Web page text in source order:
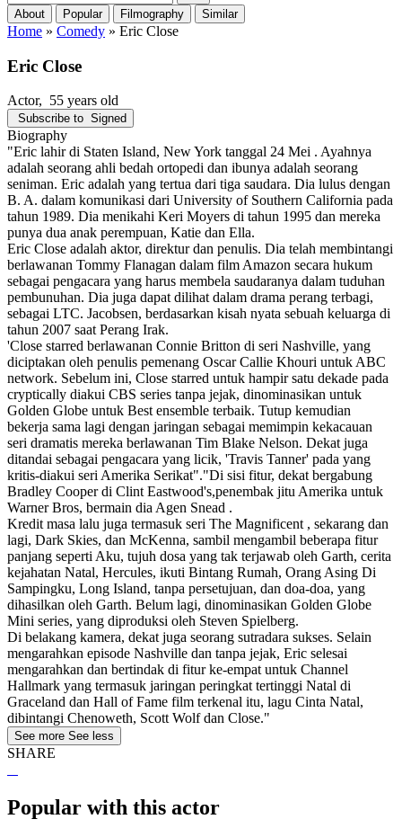
About Popular Filmography Similar
Home » Comedy » Eric Close
Eric Close
Actor, 55 years old
Subscribe to Signed
Biography
"Eric lahir di Staten Island, New York tanggal 24 Mei . Ayahnya
adalah seorang ahli bedah ortopedi dan ibunya adalah seorang
seniman. Eric adalah yang tertua dari tiga saudara. Dia lulus dengan
B. A. dalam komunikasi dari University of Southern California pada
tahun 1989. Dia menikahi Keri Moyers di tahun 1995 dan mereka
punya dua anak perempuan, Katie dan Ella.
Eric Close adalah aktor, direktur dan penulis. Dia telah membintangi
berlawanan Tommy Flanagan dalam film Amazon secara hukum
sebagai pengacara yang harus membela saudaranya dalam tuduhan
pembunuhan. Dia juga dapat dilihat dalam drama perang terbagi,
sebagai LTC. Jacobsen, berdasarkan kisah nyata sebuah keluarga di
tahun 2007 saat Perang Irak.
'Close starred berlawanan Connie Britton di seri Nashville, yang
diciptakan oleh penulis pemenang Oscar Callie Khouri untuk ABC
network. Sebelum ini, Close starred untuk hampir satu dekade pada
cryptically diakui CBS series tanpa jejak, dinominasikan untuk
Golden Globe untuk Best ensemble terbaik. Tutup kemudian
bekerja sama lagi dengan jaringan sebagai memimpin kekacauan
seri dramatis mereka berlawanan Tim Blake Nelson. Dekat juga
ditandai sebagai pengacara yang licik, 'Travis Tanner' pada yang
kritis-diakui seri Amerika Serikat"."Di sisi fitur, dekat bergabung
Bradley Cooper di Clint Eastwood's,penembak jitu Amerika untuk
Warner Bros, bermain dia Agen Snead .
Kredit masa lalu juga termasuk seri The Magnificent , sekarang dan
lagi, Dark Skies, dan McKenna, sambil mengambil beberapa fitur
panjang seperti Aku, tujuh dosa yang tak terjawab oleh Garth, cerita
kejahatan Natal, Hercules, ikuti Bintang Rumah, Orang Asing Di
Sampingku, Long Island, tanpa persetujuan, dan doa-doa, yang
dihasilkan oleh Garth. Belum lagi, dinominasikan Golden Globe
Mini series, yang diproduksi oleh Steven Spielberg.
Di belakang kamera, dekat juga seorang sutradara sukses. Selain
mengarahkan episode Nashville dan tanpa jejak, Eric selesai
mengarahkan dan bertindak di fitur ke-empat untuk Channel
Hallmark yang termasuk jaringan peringkat tertinggi Natal di
Graceland dan Hall of Fame film terkenal itu, lagu Cinta Natal,
dibintangi Chenoweth, Scott Wolf dan Close."
See more See less
SHARE
Popular with this actor